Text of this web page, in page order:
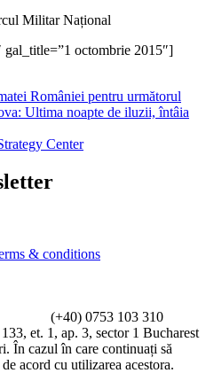
Militar Național
octombrie 2015″]
României pentru următorul
Ultima noapte de iluzii, întâia
& conditions
(+40) 0753 103 310
ap. 3, sector 1 Bucharest
În cazul în care continuați să
acord cu utilizarea acestora.